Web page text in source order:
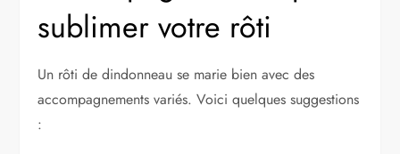
sublimer votre rôti
Un rôti de dindonneau se marie bien avec des
accompagnements variés. Voici quelques suggestions
: